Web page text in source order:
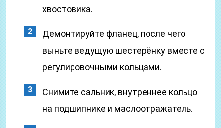
хвостовика.
Демонтируйте фланец, после чего
выньте ведущую шестерёнку вместе с
регулировочными кольцами.
Снимите сальник, внутреннее кольцо
на подшипнике и маслоотражатель.